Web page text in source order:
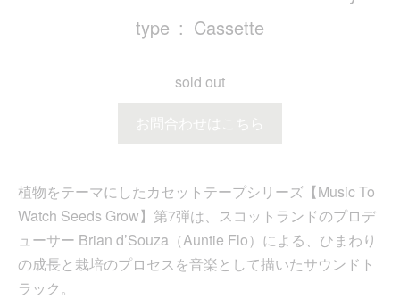
type
Cassette
sold out
お問合わせはこちら
植物をテーマにしたカセットテープシリーズ【Music To
Watch Seeds Grow】第7弾は、スコットランドのプロデ
ューサー Brian d’Souza（Auntie Flo）による、ひまわり
の成長と栽培のプロセスを音楽として描いたサウンドト
ラック。